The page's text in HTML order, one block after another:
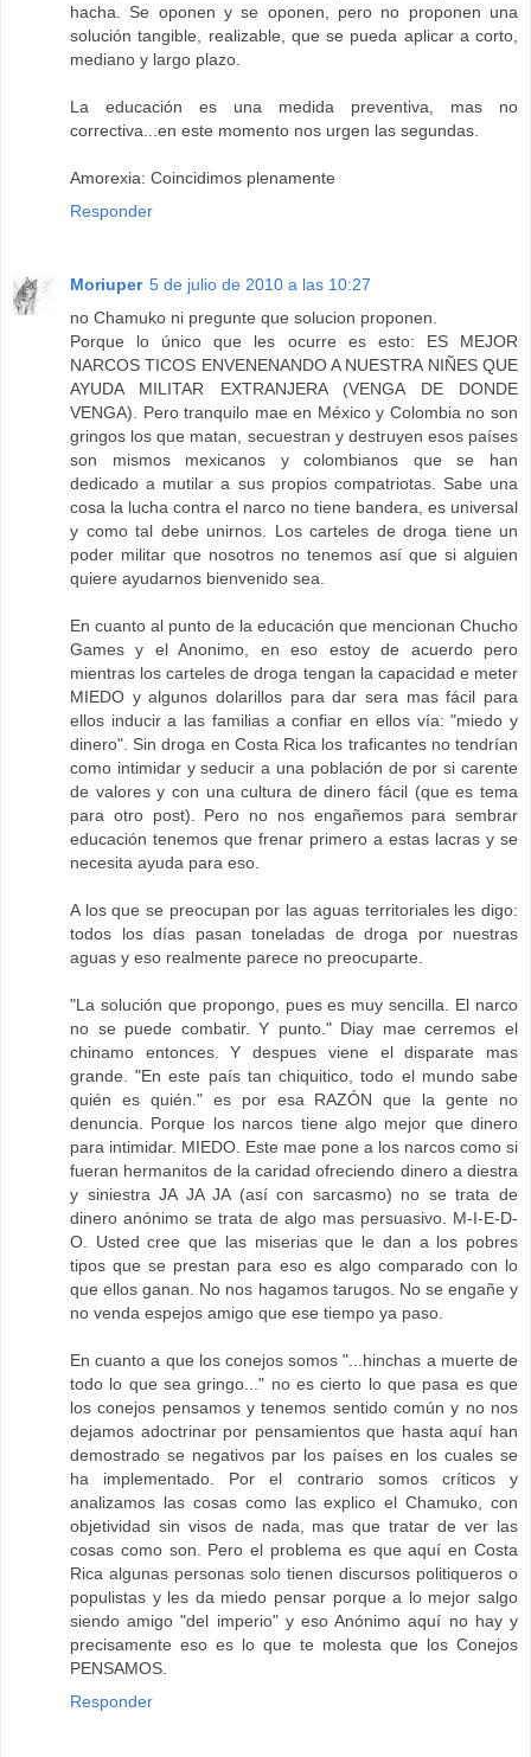
hacha. Se oponen y se oponen, pero no proponen una
solución tangible, realizable, que se pueda aplicar a corto,
mediano y largo plazo.
La educación es una medida preventiva, mas no
correctiva...en este momento nos urgen las segundas.
Amorexia: Coincidimos plenamente
Responder
Moriuper 5 de julio de 2010 a las 10:27
no Chamuko ni pregunte que solucion proponen.
Porque lo único que les ocurre es esto: ES MEJOR
NARCOS TICOS ENVENENANDO A NUESTRA NIÑES QUE
AYUDA MILITAR EXTRANJERA (VENGA DE DONDE
VENGA). Pero tranquilo mae en México y Colombia no son
gringos los que matan, secuestran y destruyen esos países
son mismos mexicanos y colombianos que se han
dedicado a mutilar a sus propios compatriotas. Sabe una
cosa la lucha contra el narco no tiene bandera, es universal
y como tal debe unirnos. Los carteles de droga tiene un
poder militar que nosotros no tenemos así que si alguien
quiere ayudarnos bienvenido sea.
En cuanto al punto de la educación que mencionan Chucho
Games y el Anonimo, en eso estoy de acuerdo pero
mientras los carteles de droga tengan la capacidad e meter
MIEDO y algunos dolarillos para dar sera mas fácil para
ellos inducir a las familias a confiar en ellos vía: "miedo y
dinero". Sin droga en Costa Rica los traficantes no tendrían
como intimidar y seducir a una población de por si carente
de valores y con una cultura de dinero fácil (que es tema
para otro post). Pero no nos engañemos para sembrar
educación tenemos que frenar primero a estas lacras y se
necesita ayuda para eso.
A los que se preocupan por las aguas territoriales les digo:
todos los días pasan toneladas de droga por nuestras
aguas y eso realmente parece no preocuparte.
"La solución que propongo, pues es muy sencilla. El narco
no se puede combatir. Y punto." Diay mae cerremos el
chinamo entonces. Y despues viene el disparate mas
grande. "En este país tan chiquitico, todo el mundo sabe
quién es quién." es por esa RAZÓN que la gente no
denuncia. Porque los narcos tiene algo mejor que dinero
para intimidar. MIEDO. Este mae pone a los narcos como si
fueran hermanitos de la caridad ofreciendo dinero a diestra
y siniestra JA JA JA (así con sarcasmo) no se trata de
dinero anónimo se trata de algo mas persuasivo. M-I-E-D-
O. Usted cree que las miserias que le dan a los pobres
tipos que se prestan para eso es algo comparado con lo
que ellos ganan. No nos hagamos tarugos. No se engañe y
no venda espejos amigo que ese tiempo ya paso.
En cuanto a que los conejos somos "...hinchas a muerte de
todo lo que sea gringo..." no es cierto lo que pasa es que
los conejos pensamos y tenemos sentido común y no nos
dejamos adoctrinar por pensamientos que hasta aquí han
demostrado se negativos par los países en los cuales se
ha implementado. Por el contrario somos críticos y
analizamos las cosas como las explico el Chamuko, con
objetividad sin visos de nada, mas que tratar de ver las
cosas como son. Pero el problema es que aquí en Costa
Rica algunas personas solo tienen discursos politiqueros o
populistas y les da miedo pensar porque a lo mejor salgo
siendo amigo "del imperio" y eso Anónimo aquí no hay y
precisamente eso es lo que te molesta que los Conejos
PENSAMOS.
Responder